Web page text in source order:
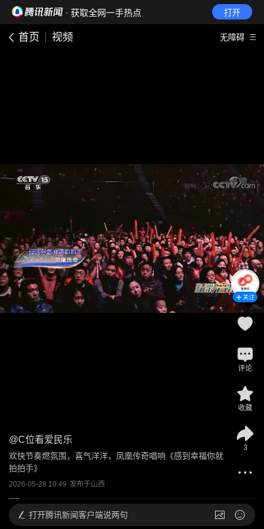
· 获取全网一手热点 打开
首页 视频 无障碍
@C位看爱民乐
欢快节奏燃氛围，喜气洋洋，凤凰传奇唱响《感到幸福你就
拍拍手》
2026-05-28 10:49 发布于山西
关注
评论
收藏
3
打开腾讯新闻客户端说两句